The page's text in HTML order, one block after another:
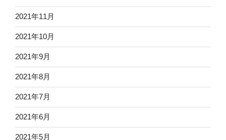
2021年11月
2021年10月
2021年9月
2021年8月
2021年7月
2021年6月
2021年5月